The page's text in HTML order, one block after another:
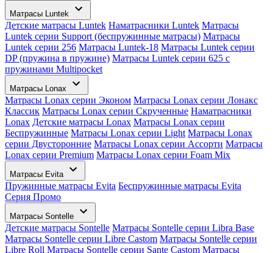
Матрасы Luntek
Детские матрасы Luntek Наматрасники Luntek Матрасы
Luntek серии Support (беспружинные матрасы) Матрасы
Luntek серии 256 Матрасы Luntek-18 Матрасы Luntek серии
DP (пружина в пружине) Матрасы Luntek серии 625 с
пружинами Multipocket
Матрасы Lonax
Матрасы Lonax серии Эконом Матрасы Lonax серии Лонакс
Классик Матрасы Lonax серии Скрученные Наматрасники
Lonax Детские матрасы Lonax Матрасы Lonax серии
Беспружинные Матрасы Lonax серии Light Матрасы Lonax
серии Двусторонние Матрасы Lonax серии Ассорти Матрасы
Lonax серии Premium Матрасы Lonax серии Foam Mix
Матрасы Evita
Пружинные матрасы Evita Беспружинные матрасы Evita
Серия Промо
Матрасы Sontelle
Детские матрасы Sontelle Матрасы Sontelle серии Libra Base
Матрасы Sontelle серии Libre Castom Матрасы Sontelle серии
Libre Roll Матрасы Sontelle серии Sante Castom Матрасы